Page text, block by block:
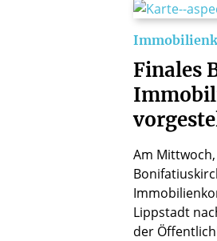
Finales
Am
Lippstadt
der